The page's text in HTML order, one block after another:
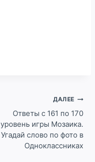
ДАЛЕЕ
Ответы с 161 по 170
уровень игры Мозаика.
Угадай слово по фото в
Одноклассниках